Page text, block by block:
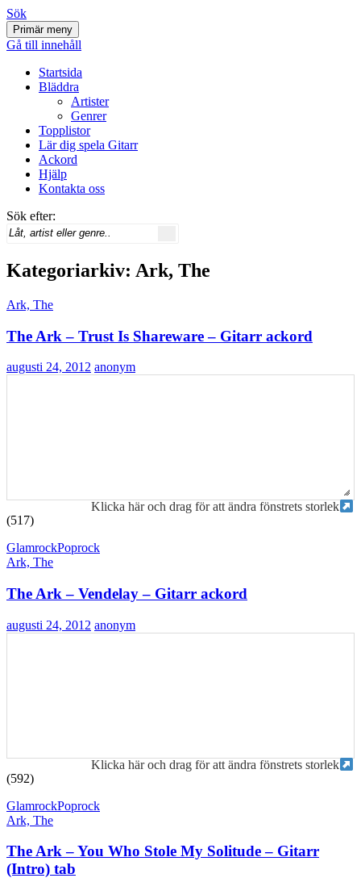
Svenskatabs.se
Sök
Primär meny
Gå till innehåll
Startsida
Bläddra
Artister
Genrer
Topplistor
Lär dig spela Gitarr
Ackord
Hjälp
Kontakta oss
Sök efter:
Kategoriarkiv: Ark, The
Ark, The
The Ark – Trust Is Shareware – Gitarr ackord
augusti 24, 2012 anonym
Klicka här och drag för att ändra fönstrets storlek
(517)
GlamrockPoprock
Ark, The
The Ark – Vendelay – Gitarr ackord
augusti 24, 2012 anonym
Klicka här och drag för att ändra fönstrets storlek
(592)
GlamrockPoprock
Ark, The
The Ark – You Who Stole My Solitude – Gitarr
(Intro) tab